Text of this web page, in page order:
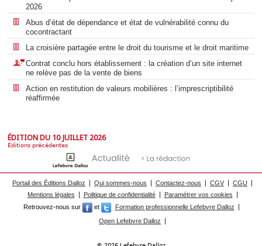
2026
Abus d’état de dépendance et état de vulnérabilité connu du
cocontractant
La croisière partagée entre le droit du tourisme et le droit maritime
Contrat conclu hors établissement : la création d’un site internet
ne relève pas de la vente de biens
Action en restitution de valeurs mobilières : l’imprescriptibilité
réaffirmée
ÉDITION DU 10 JUILLET 2026
Éditions précédentes
Portail des Éditions Dalloz Qui sommes-nous Contactez-nous CGV
CGU
Mentions légales
Politique de confidentialité
Paramétrer vos cookies
Retrouvez-nous sur
et
Formation professionnelle Lefebvre Dalloz
Open Lefebvre Dalloz